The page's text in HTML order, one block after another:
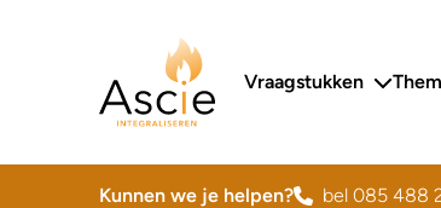
Ascie
Primair
Vraagstukken
Kunnen we je helpen? bel 085 488